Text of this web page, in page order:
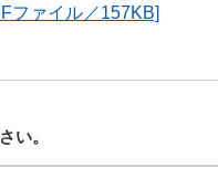
ファイル／157KB]
い。